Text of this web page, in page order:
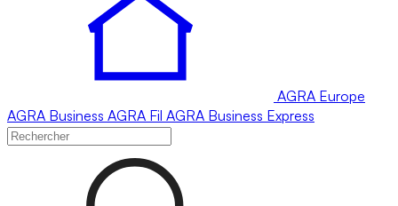
AGRA Europe
AGRA Business AGRA Fil AGRA Business Express